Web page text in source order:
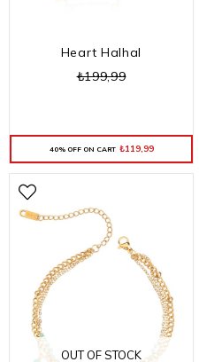
Heart Halhal
₺199,99
40% OFF ON CART ₺119,99
OUT OF STOCK